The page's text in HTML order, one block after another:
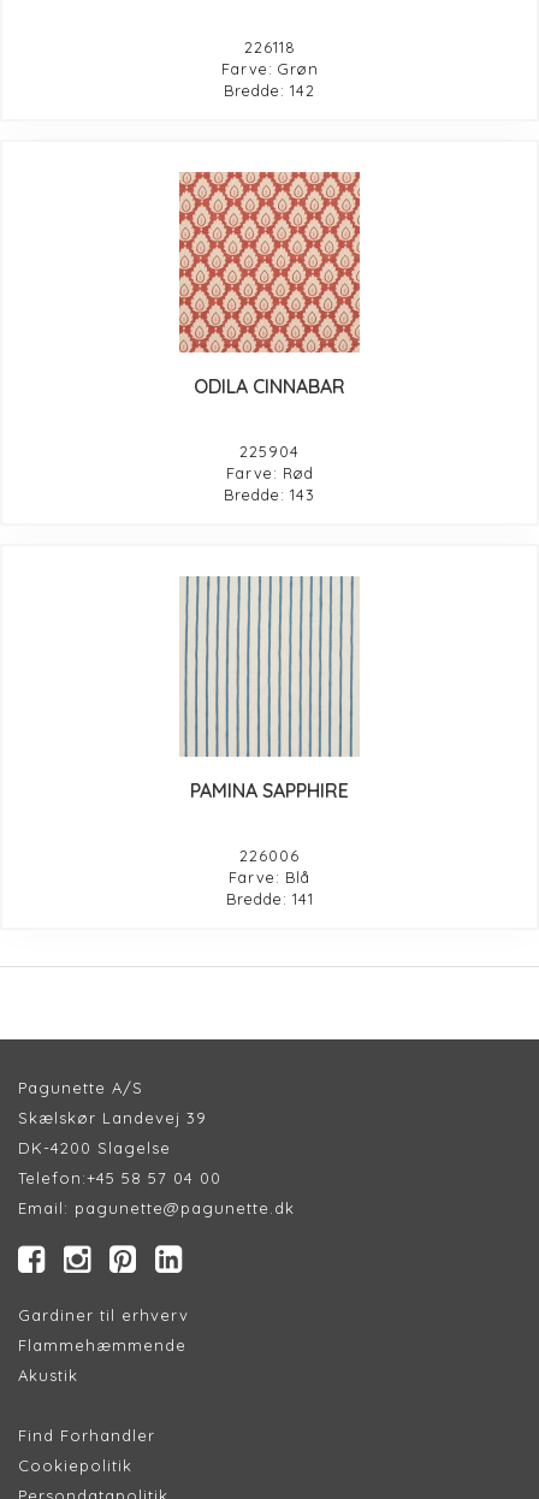
226118
Farve: Grøn
Bredde: 142
ODILA CINNABAR
225904
Farve: Rød
Bredde: 143
PAMINA SAPPHIRE
226006
Farve: Blå
Bredde: 141
Pagunette A/S
Skælskør Landevej 39
DK-4200 Slagelse
Telefon:+45 58 57 04 00
Email: pagunette@pagunette.dk
Gardiner til erhverv
Flammehæmmende
Akustik
Find Forhandler
Cookiepolitik